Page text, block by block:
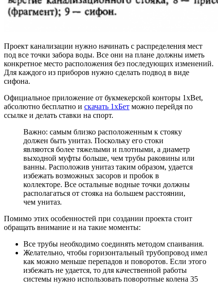
Проект канализации нужно начинать с распределения мест
под все точки забора воды. Все они на плане должны иметь
конкретное место расположения без последующих изменений.
Для каждого из приборов нужно сделать подвод в виде
сифона.
Официальное приложение от букмекерской конторы 1xBet,
абсолютно бесплатно и скачать 1хБет можно перейдя по
ссылке и делать ставки на спорт.
Важно: самым близко расположенным к стояку
должен быть унитаз. Поскольку его стоки
являются более тяжелыми и плотными, а диаметр
выходной муфты больше, чем трубы раковины или
ванны. Расположив унитаз таким образом, удается
избежать возможных засоров и пробок в
коллекторе. Все остальные водные точки должны
располагаться от стояка на большем расстоянии,
чем унитаз.
Помимо этих особенностей при создании проекта стоит
обращать внимание и на такие моменты:
Все трубы необходимо соединять методом спаивания.
Желательно, чтобы горизонтальный трубопровод имел
как можно меньше перепадов и поворотов. Если этого
избежать не удается, то для качественной работы
системы нужно использовать поворотные колена 35